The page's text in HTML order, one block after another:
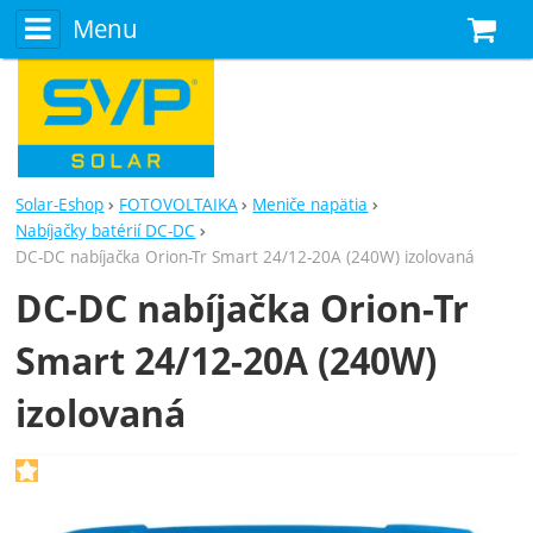
Menu
Solar-Eshop FOTOVOLTAIKA
Meniče napätia
Nabíjačky batérií DC-DC
DC-DC nabíjačka Orion-Tr Smart 24/12-20A (240W) izolovaná
DC-DC nabíjačka Orion-Tr
Smart 24/12-20A (240W)
izolovaná
Fotografie